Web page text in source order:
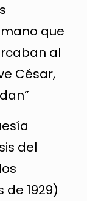
que
al
César,
del
de 1929)